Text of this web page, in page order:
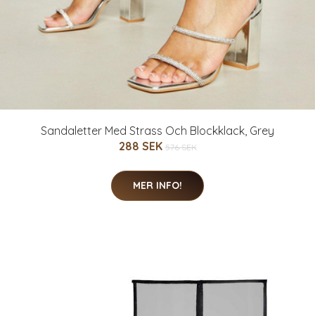
Sandaletter Med Strass Och Blockklack, Grey
288 SEK 576 SEK
MER INFO!